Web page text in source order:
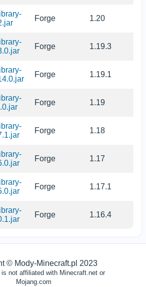
Forge 1.20
Forge 1.19.3
Forge 1.19.1
Forge 1.19
Forge 1.18
Forge 1.17
Forge 1.17.1
Forge 1.16.4
© Mody-Minecraft.pl 2023
not affiliated with Minecraft.net or
Mojang.com